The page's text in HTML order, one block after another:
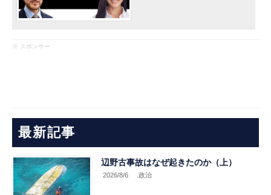
※ スポンサー
最新記事
辺野古事故はなぜ起きたのか（上）
2026/8/6 .政治